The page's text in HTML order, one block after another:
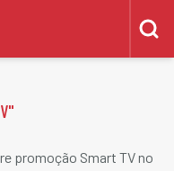
"
promoção Smart TV no